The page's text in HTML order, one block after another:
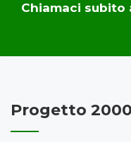
Chiamaci subito
Progetto 2000